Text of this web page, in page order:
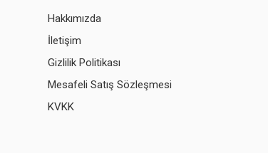
Hakkımızda
İletişim
Gizlilik Politikası
Mesafeli Satış Sözleşmesi
KVKK